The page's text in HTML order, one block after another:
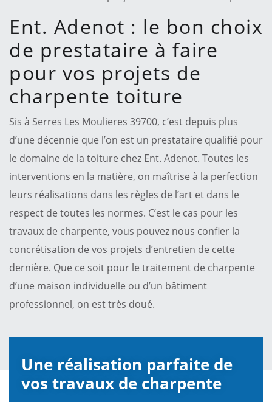
Ent. Adenot : le bon choix
de prestataire à faire
pour vos projets de
charpente toiture
Sis à Serres Les Moulieres 39700, c’est depuis plus
d’une décennie que l’on est un prestataire qualifié pour
le domaine de la toiture chez Ent. Adenot. Toutes les
interventions en la matière, on maîtrise à la perfection
leurs réalisations dans les règles de l’art et dans le
respect de toutes les normes. C’est le cas pour les
travaux de charpente, vous pouvez nous confier la
concrétisation de vos projets d’entretien de cette
dernière. Que ce soit pour le traitement de charpente
d’une maison individuelle ou d’un bâtiment
professionnel, on est très doué.
Une réalisation parfaite de
vos travaux de charpente